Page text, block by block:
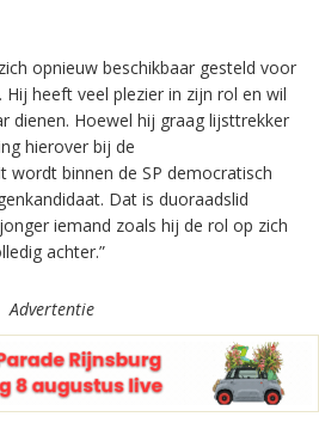
opnieuw beschikbaar gesteld voor
heeft veel plezier in zijn rol en wil
dienen. Hoewel hij graag lijsttrekker
hierover bij de
wordt binnen de SP democratisch
Dat is duoraadslid
iemand zoals hij de rol op zich
achter.”
Advertentie